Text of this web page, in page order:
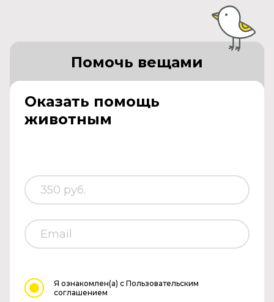
Оказать помощь
животным
Помочь вещами
Я ознакомлен(а) с Пользовательским
соглашением